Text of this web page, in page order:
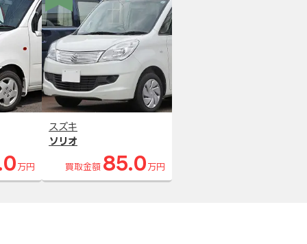
万円
スズキ
ソリオ
買取金額 85.0 万円